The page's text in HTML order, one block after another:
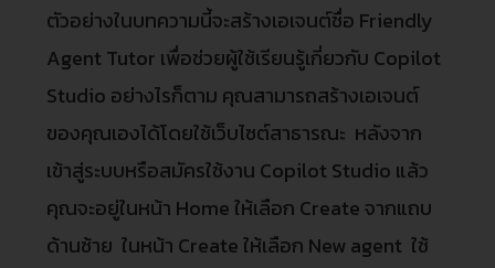
ตัวอย่างในบทความนี้จะสร้างเอเจนต์ชื่อ Friendly
Agent Tutor เพื่อช่วยผู้ใช้เรียนรู้เกี่ยวกับ Copilot
Studio อย่างไรก็ตาม คุณสามารถสร้างเอเจนต์
ของคุณเองได้โดยใช้เว็บไซต์สาธารณะ หลังจาก
เข้าสู่ระบบหรือสมัครใช้งาน Copilot Studio แล้ว
คุณจะอยู่ในหน้า Home ให้เลือก Create จากแถบ
ด้านซ้าย ในหน้า Create ให้เลือก New agent ใช้